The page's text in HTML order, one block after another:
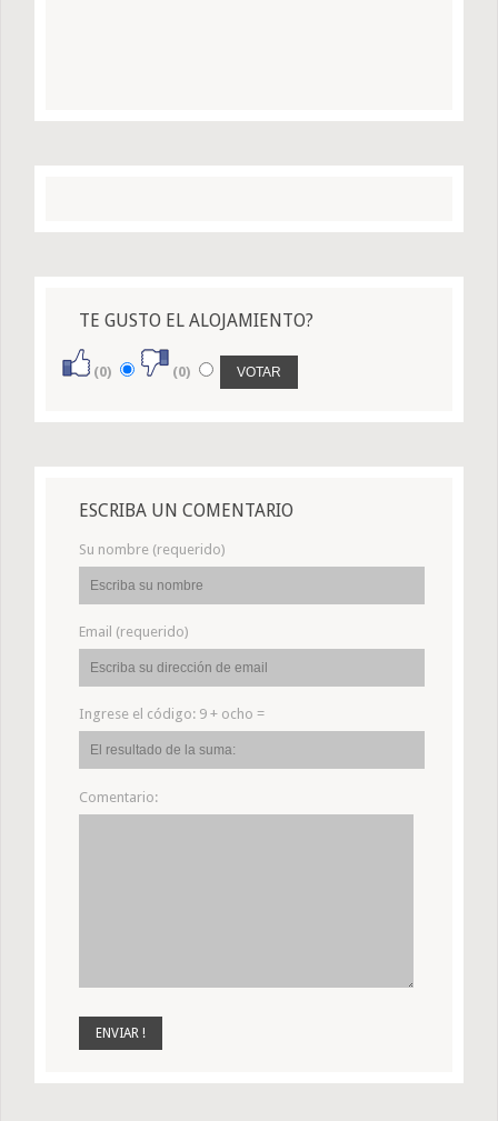
TE GUSTO EL ALOJAMIENTO?
(0) (0)
ESCRIBA UN COMENTARIO
Su nombre (requerido)
Email (requerido)
Ingrese el código: 9 + ocho =
Comentario: